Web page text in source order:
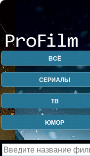
ВСЁ
СЕРИАЛЫ
ТВ
ЮМОР